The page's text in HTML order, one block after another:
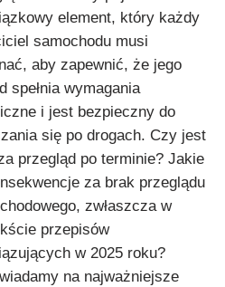
element, który każdy
samochodu musi
aby zapewnić, że jego
spełnia wymagania
i jest bezpieczny do
się po drogach. Czy jest
przegląd po terminie? Jakie
za brak przeglądu
zwłaszcza w
przepisów
w 2025 roku?
na najważniejsze